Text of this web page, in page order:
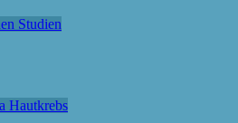
Studien
Hautkrebs